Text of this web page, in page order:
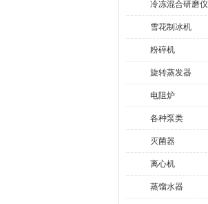
冷冻混合研磨仪
雪花制冰机
粉碎机
旋转蒸发器
电阻炉
各种泵类
灭菌器
离心机
蒸馏水器